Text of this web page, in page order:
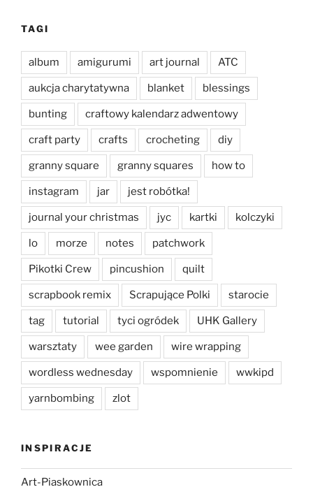
TAGI
album amigurumi art journal ATC
aukcja charytatywna blanket blessings
bunting craftowy kalendarz adwentowy
craft party crafts crocheting diy
granny square granny squares how to
instagram jar jest robótka!
journal your christmas jyc kartki kolczyki
lo morze notes patchwork
Pikotki Crew pincushion quilt
scrapbook remix Scrapujące Polki starocie
tag tutorial tyci ogródek UHK Gallery
warsztaty wee garden wire wrapping
wordless wednesday wspomnienie wwkipd
yarnbombing zlot
INSPIRACJE
Art-Piaskownica